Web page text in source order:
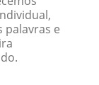
palavras e